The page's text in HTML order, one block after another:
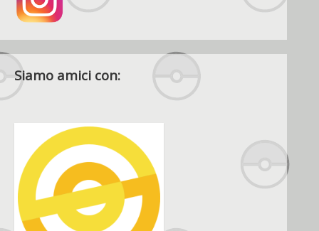
Siamo amici con: